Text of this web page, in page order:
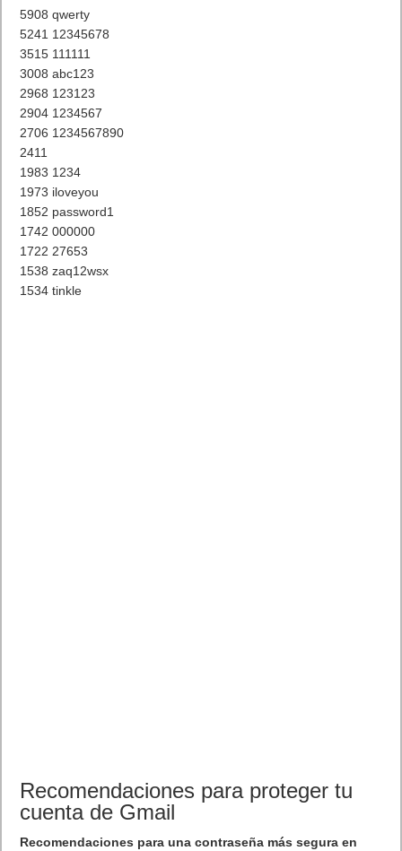
5908 qwerty
5241 12345678
3515 111111
3008 abc123
2968 123123
2904 1234567
2706 1234567890
2411
1983 1234
1973 iloveyou
1852 password1
1742 000000
1722 27653
1538 zaq12wsx
1534 tinkle
Recomendaciones para proteger tu
cuenta de Gmail
Recomendaciones para una contraseña más segura en